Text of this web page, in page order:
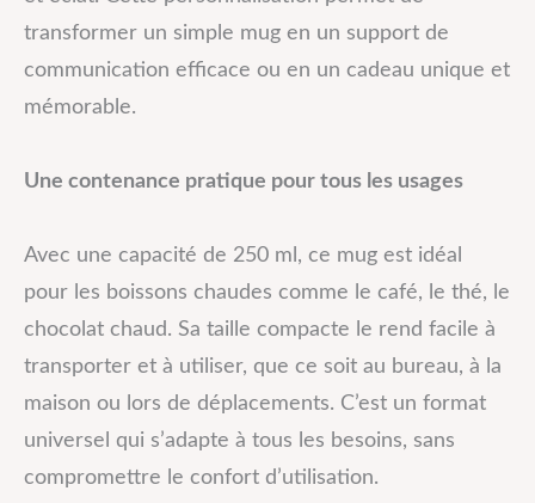
transformer un simple mug en un support de
communication efficace ou en un cadeau unique et
mémorable.
Une contenance pratique pour tous les usages
Avec une capacité de 250 ml, ce mug est idéal
pour les boissons chaudes comme le café, le thé, le
chocolat chaud. Sa taille compacte le rend facile à
transporter et à utiliser, que ce soit au bureau, à la
maison ou lors de déplacements. C’est un format
universel qui s’adapte à tous les besoins, sans
compromettre le confort d’utilisation.